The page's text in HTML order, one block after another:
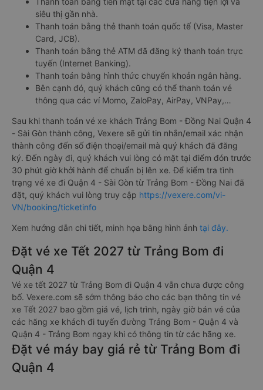
siêu thị gần nhà.
Thanh toán bằng thẻ thanh toán quốc tế (Visa, Master
Card, JCB).
Thanh toán bằng thẻ ATM đã đăng ký thanh toán trực
tuyến (Internet Banking).
Thanh toán bằng hình thức chuyển khoản ngân hàng.
Bên cạnh đó, quý khách cũng có thể thanh toán vé
thông qua các ví Momo, ZaloPay, AirPay, VNPay,…
Sau khi thanh toán vé xe khách Trảng Bom - Đồng Nai Quận 4
- Sài Gòn thành công, Vexere sẽ gửi tin nhắn/email xác nhận
thành công đến số điện thoại/email mà quý khách đã đăng
ký. Đến ngày đi, quý khách vui lòng có mặt tại điểm đón trước
30 phút giờ khởi hành để chuẩn bị lên xe. Để kiểm tra tình
trạng vé xe đi Quận 4 - Sài Gòn từ Trảng Bom - Đồng Nai đã
đặt, quý khách vui lòng truy cập https://vexere.com/vi-
VN/booking/ticketinfo
Xem hướng dẫn chi tiết, minh họa bằng hình ảnh tại đây.
Đặt vé xe Tết 2027 từ Trảng Bom đi
Quận 4
Vé xe tết 2027 từ Trảng Bom đi Quận 4 vẫn chưa được công
bố. Vexere.com sẽ sớm thông báo cho các bạn thông tin vé
xe Tết 2027 bao gồm giá vé, lịch trình, ngày giờ bán vé của
các hãng xe khách đi tuyến đường Trảng Bom - Quận 4 và
Quận 4 - Trảng Bom ngay khi có thông tin từ các hãng xe.
Đặt vé máy bay giá rẻ từ Trảng Bom đi
Quận 4